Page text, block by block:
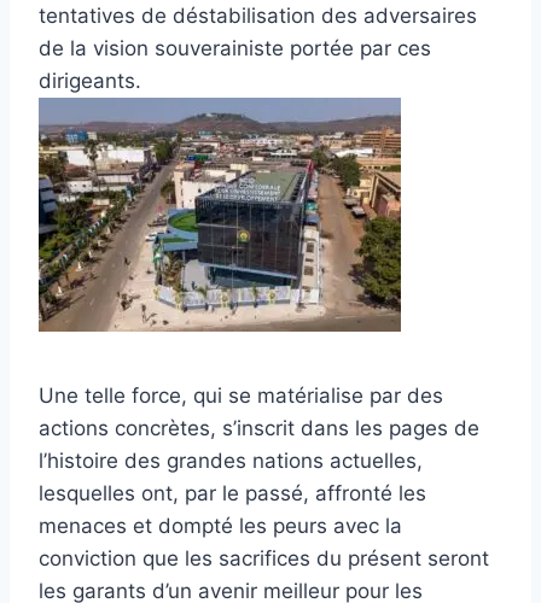
tentatives de déstabilisation des adversaires
de la vision souverainiste portée par ces
dirigeants.
Une telle force, qui se matérialise par des
actions concrètes, s’inscrit dans les pages de
l’histoire des grandes nations actuelles,
lesquelles ont, par le passé, affronté les
menaces et dompté les peurs avec la
conviction que les sacrifices du présent seront
les garants d’un avenir meilleur pour les